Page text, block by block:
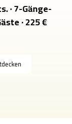
· 7-Gänge-
· 225 €